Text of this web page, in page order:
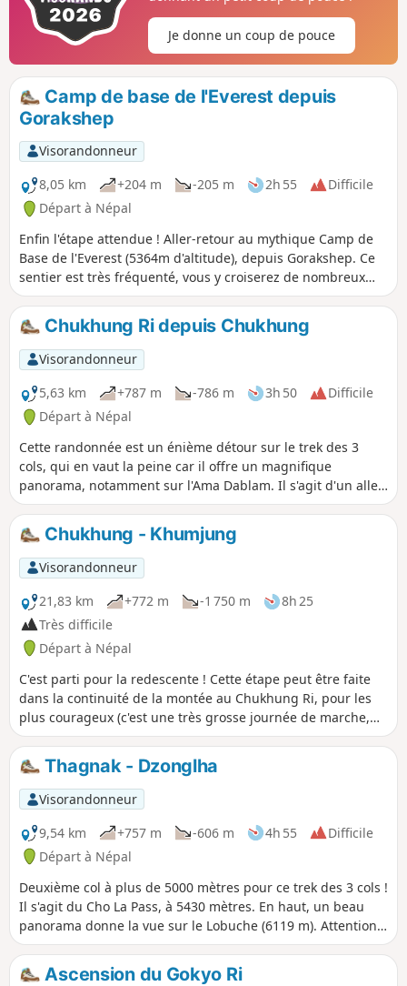
Je donne un coup de pouce
Camp de base de l'Everest depuis
Gorakshep
Visorandonneur
8,05 km
+204 m -205 m 2h 55
Difficile
Départ à Népal
Enfin l'étape attendue ! Aller-retour au mythique Camp de
Base de l'Everest (5364m d'altitude), depuis Gorakshep. Ce
sentier est très fréquenté, vous y croiserez de nombreux
autres trekkeurs, alpinistes, porteurs et poneys. Le sommet
de l'Everest n'est pas visible depuis le camp de base, mais
on peut l'apercevoir sur la route y menant.
Chukhung Ri depuis Chukhung
Visorandonneur
5,63 km
+787 m -786 m 3h 50
Difficile
Départ à Népal
Cette randonnée est un énième détour sur le trek des 3
cols, qui en vaut la peine car il offre un magnifique
panorama, notamment sur l'Ama Dablam. Il s'agit d'un aller
retour au sommet du Chukhung Ri (5546m) depuis le village
de Chukhung.
Chukhung - Khumjung
Visorandonneur
21,83 km
+772 m -1 750 m
8h 25
Très difficile
Départ à Népal
C'est parti pour la redescente ! Cette étape peut être faite
dans la continuité de la montée au Chukhung Ri, pour les
plus courageux (c'est une très grosse journée de marche,
plus de 30 km), ou le lendemain au départ de Chukhung.
Thagnak - Dzonglha
Visorandonneur
9,54 km
+757 m -606 m 4h 55
Difficile
Départ à Népal
Deuxième col à plus de 5000 mètres pour ce trek des 3 cols !
Il s'agit du Cho La Pass, à 5430 mètres. En haut, un beau
panorama donne la vue sur le Lobuche (6119 m). Attention,
col plus technique que le premier, peut nécessiter des
petits crampons pour les parties enneigées !
Ascension du Gokyo Ri